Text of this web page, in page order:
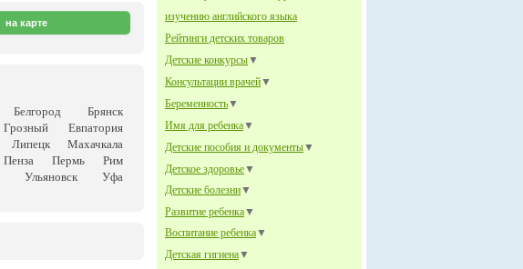
изучению английского языка
Рейтинги детских товаров
Детские конкурсы▼
Консультации врачей▼
Беременность▼
Имя для ребенка▼
Детские пособия и документы▼
Детское здоровье▼
Детские болезни▼
Развитие ребенка▼
Воспитание ребенка▼
Детская гигиена▼
на карте
Белгород
Брянск
Грозный
Евпатория
Липецк
Махачкала
Пенза Пермь
Рим
Ульяновск
Уфа